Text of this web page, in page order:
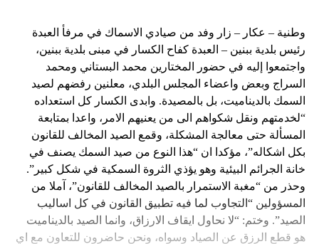
وطنية – عكار – زار وفد من صيادي الاسماك في مرفأ العبدة
رئيس بلدية ببنين – العبدة كفاح الكسار في مبنى بلدية ببنين،
واجتمعوا إليه في حضور المختارين محمد البستاني ومحمد
السراج وبعض واعضاء المجلس البلدي، معلنين رفضهم لصيد
السمك بالديناميت، بل بالمصيدة. وابدى الكسار كل استعداده
“لخدمتهم ونقل شكواهم الى من يعنيهم الامر، واعدا بمتابعة
المسألة حتى معالجة المشكلة، وقمع الصيد المخالف للقانون
بكل اشكاله”، مؤكدا ان “هذا النوع من صيد السمك يصنف في
خانة الجرائم البيئية وهو يؤذي الثروة السمكية في شكل كبير”.
وحذر من “مغبة الاستمرار بالصيد المخالف للقانون”، آملا من
المسؤولين “التجاوب لما فيه تطبيق القانون في كل اساليب
الصيد”. وختم: “لا نحاول ايقاف الارزاق، وانما الصيد بالديناميت
هو قطع الرزق عن الصياد وسواه، ونحن حاضرون للتعاون مع اي